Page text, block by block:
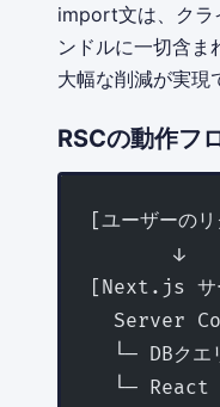
import文は、ク
ンドルに一切含ま
大幅な削減が実現
RSCの動作フ
[ユーザーの
       ↓
[Next.js サ
Server
└─ DBクエ
└─ React